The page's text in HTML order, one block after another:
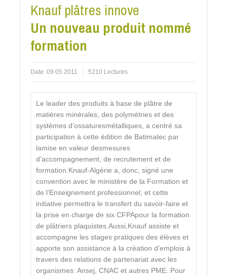
Knauf plâtres innove
Un nouveau produit nommé
formation
Date: 09 05 2011 5210 Lectures
Le leader des produits à base de plâtre de
matières minérales, des polymétries et des
systèmes d’ossaturesmétalliques, a centré sa
participation à cette édition de Batimatec par
lamise en valeur desmesures
d’accompagnement, de recrutement et de
formation.Knauf-Algérie a, donc, signé une
convention avec le ministère de la Formation et
de l’Enseignement professionnel, et cette
initiative permettra le transfert du savoir-faire et
la prise en charge de six CFPApour la formation
de plâtriers plaquistes.Aussi,Knauf assiste et
accompagne les stages pratiques des élèves et
apporte son assistance à la création d’emplois à
travers des relations de partenariat avec les
organismes: Ansej, CNAC et autres PME. Pour